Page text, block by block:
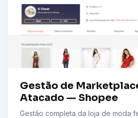
Gestão de
Atacado — Shopee
Gestão completa da loja de moda